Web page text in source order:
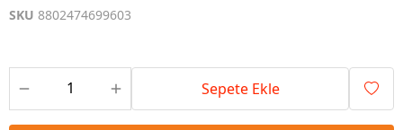
SKU 8802474699603
Sepete Ekle